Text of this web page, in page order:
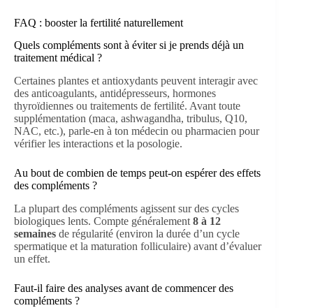
FAQ : booster la fertilité naturellement
Quels compléments sont à éviter si je prends déjà un
traitement médical ?
Certaines plantes et antioxydants peuvent interagir avec
des anticoagulants, antidépresseurs, hormones
thyroïdiennes ou traitements de fertilité. Avant toute
supplémentation (maca, ashwagandha, tribulus, Q10,
NAC, etc.), parle-en à ton médecin ou pharmacien pour
vérifier les interactions et la posologie.
Au bout de combien de temps peut-on espérer des effets
des compléments ?
La plupart des compléments agissent sur des cycles
biologiques lents. Compte généralement 8 à 12
semaines de régularité (environ la durée d’un cycle
spermatique et la maturation folliculaire) avant d’évaluer
un effet.
Faut-il faire des analyses avant de commencer des
compléments ?